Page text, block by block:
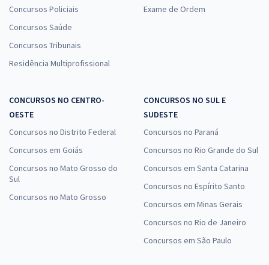
Concursos Policiais
Concursos Saúde
Concursos Tribunais
Residência Multiprofissional
Exame de Ordem
CONCURSOS NO CENTRO-
OESTE
Concursos no Distrito Federal
Concursos em Goiás
Concursos no Mato Grosso do
Sul
Concursos no Mato Grosso
CONCURSOS NO SUL E
SUDESTE
Concursos no Paraná
Concursos no Rio Grande do Sul
Concursos em Santa Catarina
Concursos no Espírito Santo
Concursos em Minas Gerais
Concursos no Rio de Janeiro
Concursos em São Paulo